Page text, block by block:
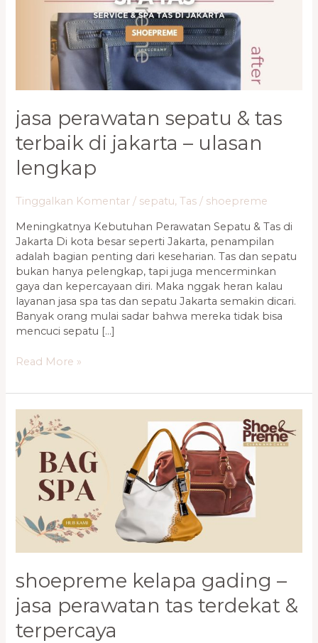
jasa perawatan sepatu & tas
terbaik di jakarta – ulasan
lengkap
Tinggalkan Komentar / sepatu,Tas / shoepreme
Meningkatnya Kebutuhan Perawatan Sepatu & Tas di
Jakarta Di kota besar seperti Jakarta, penampilan
adalah bagian penting dari keseharian. Tas dan sepatu
bukan hanya pelengkap, tapi juga mencerminkan
gaya dan kepercayaan diri. Maka nggak heran kalau
layanan jasa spa tas dan sepatu Jakarta semakin dicari.
Banyak orang mulai sadar bahwa mereka tidak bisa
mencuci sepatu […]
Jakarta
Lengkap
Read More »
shoepreme kelapa gading –
jasa perawatan tas terdekat &
terpercaya
Shoepreme
Kelapa
Gading
–
Perawatan
Terdekat
Terpercaya